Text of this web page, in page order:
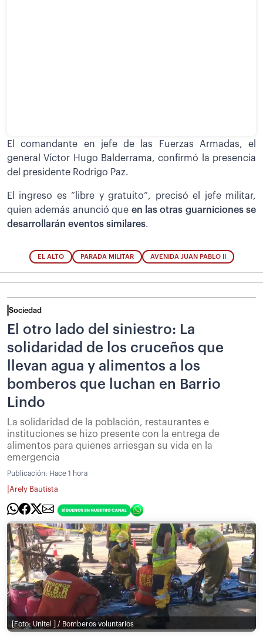
El comandante en jefe de las Fuerzas Armadas, el
general Víctor Hugo Balderrama, confirmó la presencia
del presidente Rodrigo Paz.
El ingreso es “libre y gratuito”, precisó el jefe militar,
quien además anunció que en las otras guarniciones se
desarrollarán eventos similares.
EL ALTO PARADA MILITAR AVENIDA JUAN PABLO II
Sociedad
El otro lado del siniestro: La
solidaridad de los cruceños que
llevan agua y alimentos a los
bomberos que luchan en Barrio
Lindo
La solidaridad de la población, restaurantes e
instituciones se hizo presente con la entrega de
alimentos para quienes arriesgan su vida en la
emergencia
Publicación: Hace 1 hora
Arely Bautista
[Foto: Unitel ] / Bomberos voluntarios